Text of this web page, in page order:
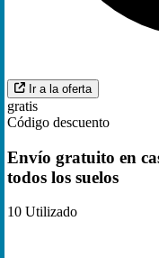
Ir a la oferta
gratis
Código descuento
Envío gratuito en
todos los suelos
10 Utilizado